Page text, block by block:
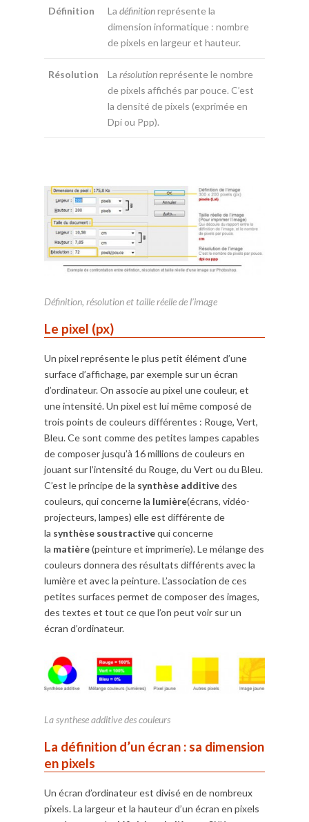
Définition Ladéfinitionreprésente la
dimension informatique : nombre
de pixels en largeur et hauteur.
Résolution Larésolutionreprésente le nombre
de pixels affichés par pouce. C’est
la densité de pixels (exprimée en
Dpi ou Ppp).
Définition, résolution et taille réelle de l’image
Le pixel (px)
Un pixel représente le plus petit élément d’une
surface d’affichage, par exemple sur un écran
d’ordinateur. On associe au pixel une couleur, et
une intensité. Un pixel est lui même composé de
trois points de couleurs différentes : Rouge, Vert,
Bleu. Ce sont comme des petites lampes capables
de composer jusqu’à 16 millions de couleurs en
jouant sur l’intensité du Rouge, du Vert ou du Bleu.
C’est le principe de la synthèse additivedes
couleurs, qui concerne la lumière(écrans, vidéo-
projecteurs, lampes) elle est différente de
la synthèse soustractivequi concerne
la matière(peinture et imprimerie). Le mélange des
couleurs donnera des résultats différents avec la
lumière et avec la peinture. L’association de ces
petites surfaces permet de composer des images,
des textes et tout ce que l’on peut voir sur un
écran d’ordinateur.
La synthese additive des couleurs
La définition d’un écran : sa dimension
en pixels
Un écran d’ordinateur est divisé en de nombreux
pixels. La largeur et la hauteur d’un écran en pixels